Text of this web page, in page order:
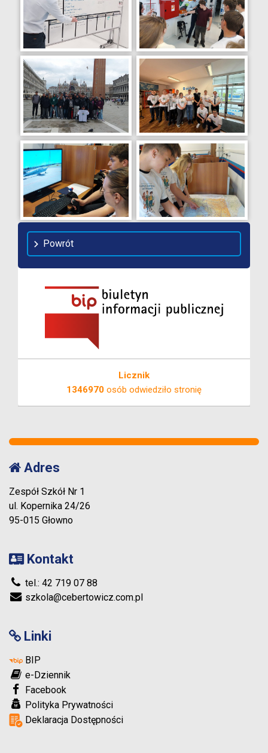
Powrót
Licznik
1346970 osób odwiedziło stronię
Adres
Zespół Szkół Nr 1
ul. Kopernika 24/26
95-015 Głowno
Kontakt
tel.: 42 719 07 88
szkola@cebertowicz.com.pl
Linki
BIP
e-Dziennik
Facebook
Polityka Prywatności
Deklaracja Dostępności